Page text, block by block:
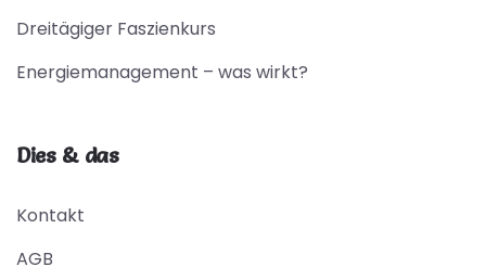
Dreitägiger Faszienkurs
Energiemanagement – was wirkt?
Dies & das
Kontakt
AGB